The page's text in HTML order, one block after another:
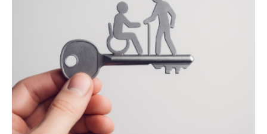
Barbara Thériault. Es trägt den Titel
„Extremwetterlagen – Reportagen aus einem neuen
Deutschland“ und enthält eine Vielzahl von
zivilgesellschaftlichen Stimmen und Beobachtungen in
ländlichen Regionen. Im Interview spricht Projektleiter
Leistner über die Idee, das Vorgehen und wichtige
Erkenntnisse. Das Buch deute an, „wie…